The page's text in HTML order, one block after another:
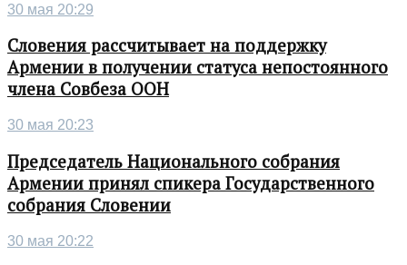
30 мая 20:29
Словения рассчитывает на поддержку
Армении в получении статуса непостоянного
члена Совбеза ООН
30 мая 20:23
Председатель Национального собрания
Армении принял спикера Государственного
собрания Словении
30 мая 20:22